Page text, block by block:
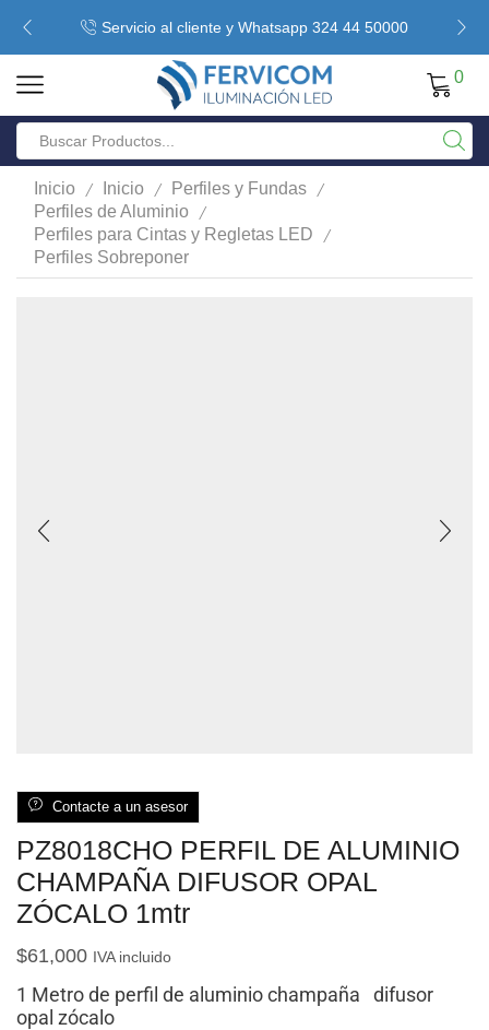
Servicio al cliente y Whatsapp 324 44 50000
0
Inicio / Inicio / Perfiles y Fundas /
Perfiles de Aluminio /
Perfiles para Cintas y Regletas LED /
Perfiles Sobreponer
Contacte a un asesor
PZ8018CHO PERFIL DE ALUMINIO
CHAMPAÑA DIFUSOR OPAL
ZÓCALO 1mtr
$61,000 IVA incluido
1 Metro de perfil de aluminio champaña difusor
opal zócalo